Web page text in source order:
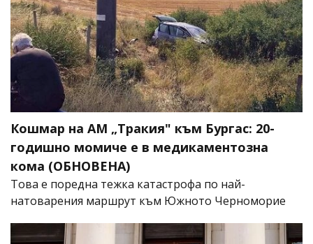
Кошмар на АМ „Тракия" към Бургас: 20-
годишно момиче е в медикаментозна
кома (ОБНОВЕНА)
Това е поредна тежка катастрофа по най-
натоварения маршрут към Южното Черноморие